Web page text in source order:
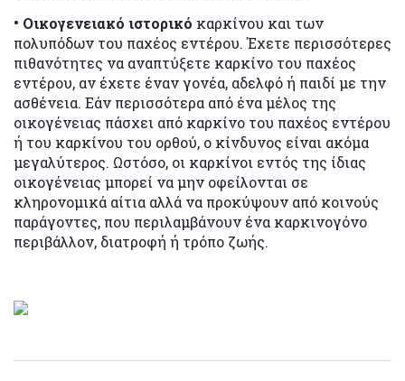
• Οικογενειακό ιστορικό καρκίνου και των
πολυπόδων του παχέος εντέρου. Έχετε περισσότερες
πιθανότητες να αναπτύξετε καρκίνο του παχέος
εντέρου, αν έχετε έναν γονέα, αδελφό ή παιδί με την
ασθένεια. Εάν περισσότερα από ένα μέλος της
οικογένειας πάσχει από καρκίνο του παχέος εντέρου
ή του καρκίνου του ορθού, ο κίνδυνος είναι ακόμα
μεγαλύτερος. Ωστόσο, οι καρκίνοι εντός της ίδιας
οικογένειας μπορεί να μην οφείλονται σε
κληρονομικά αίτια αλλά να προκύψουν από κοινούς
παράγοντες, που περιλαμβάνουν ένα καρκινογόνο
περιβάλλον, διατροφή ή τρόπο ζωής.